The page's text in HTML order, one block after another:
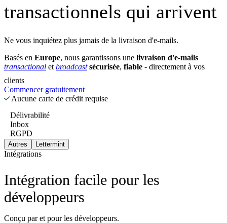
transactionnels qui arrivent
Ne vous inquiétez plus jamais de la livraison d'e-mails.
Basés en Europe, nous garantissons une livraison d'e-mails
transactional et broadcast sécurisée, fiable - directement à vos
clients
Commencer gratuitement
Aucune carte de crédit requise
Délivrabilité
Inbox
RGPD
Autres Lettermint
Intégrations
Intégration facile pour les
développeurs
Conçu par et pour les développeurs.